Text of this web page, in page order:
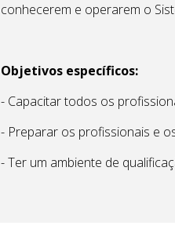
conhecerem e operarem o
Objetivos específicos:
- Capacitar todos os
- Preparar os profissionais e
- Ter um ambiente de